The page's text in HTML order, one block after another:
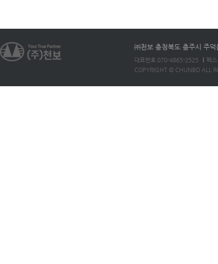
㈜천보 충청북도 충주시 주
대표번호 070-4865-2525
팩
COPYRIGHT © CHUNBO ALL